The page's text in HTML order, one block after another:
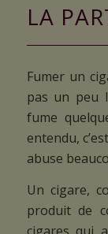
LA
Fumer un
pas un peu
fume
entendu,
abuse
Un cigare,
produit de